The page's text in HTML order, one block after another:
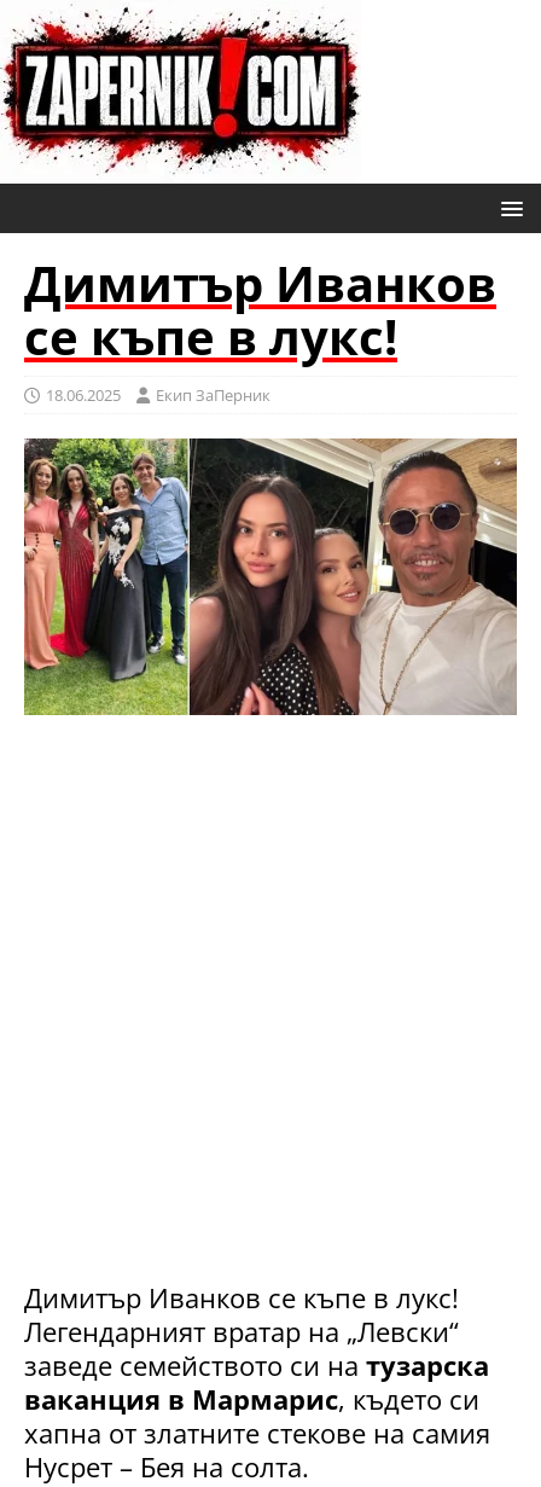
Димитър Иванков
се къпе в лукс!
18.06.2025 Eкип ЗаПерник
Димитър Иванков се къпе в лукс!
Легендарният вратар на „Левски“
заведе семейството си на тузарска
ваканция в Мармарис, където си
хапна от златните стекове на самия
Нусрет – Бея на солта.